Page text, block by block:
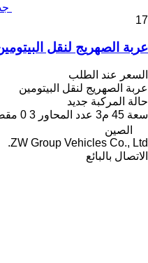
17
عربة الصهريج لنقل
السعر عند الطلب
عربة الصهريج لنقل البيتومين
حالة المركبة جديد
سعة 45 م3 عدد المحاور 3 0 مقصورة
الصين
ZW Group Vehicles Co., Ltd.
الاتصال بالبائع